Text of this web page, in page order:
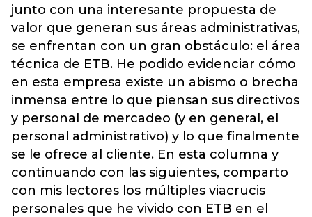
junto con una interesante propuesta de
valor que generan sus áreas administrativas,
se enfrentan con un gran obstáculo: el área
técnica de ETB. He podido evidenciar cómo
en esta empresa existe un abismo o brecha
inmensa entre lo que piensan sus directivos
y personal de mercadeo (y en general, el
personal administrativo) y lo que finalmente
se le ofrece al cliente. En esta columna y
continuando con las siguientes, comparto
con mis lectores los múltiples viacrucis
personales que he vivido con ETB en el